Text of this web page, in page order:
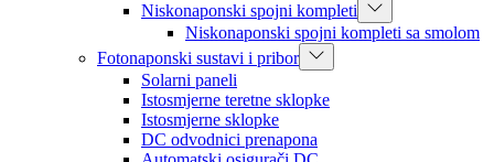
Niskonaponski spojni kompleti
Niskonaponski spojni kompleti sa smolom
Fotonaponski sustavi i pribor
Solarni paneli
Istosmjerne teretne sklopke
Istosmjerne sklopke
DC odvodnici prenapona